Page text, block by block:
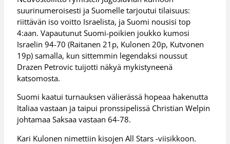
suurinumeroisesti ja Suomelle tarjoutui tilaisuus:
riittävän iso voitto Israelista, ja Suomi nousisi top
4:aan. Vapautunut Suomi-poikien joukko kumosi
Israelin 94-70 (Raitanen 21p, Kulonen 20p, Kutvonen
19p) samalla, kun sittemmin legendaksi noussut
Drazen Petrovic tuijotti näkyä mykistyneenä
katsomosta.
Suomi kaatui turnauksen välierässä hopeaa hakenutta
Italiaa vastaan ja taipui pronssipelissä Christian Welpin
johtamaa Saksaa vastaan 64-78.
Kari Kulonen nimettiin kisojen All Stars -viisikkoon.